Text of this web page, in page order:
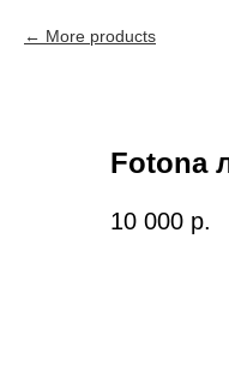
More products
Fotona
10 000 р.